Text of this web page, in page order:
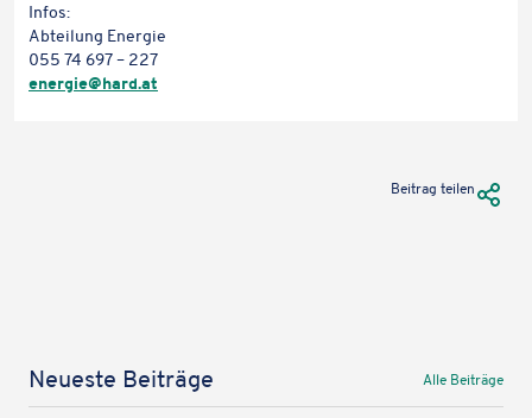
Infos:
Abtei­lung Energie
055 74 697 – 227
energie@​hard.​at
Beitrag teilen URL
Neueste Beiträge Alle Beiträge